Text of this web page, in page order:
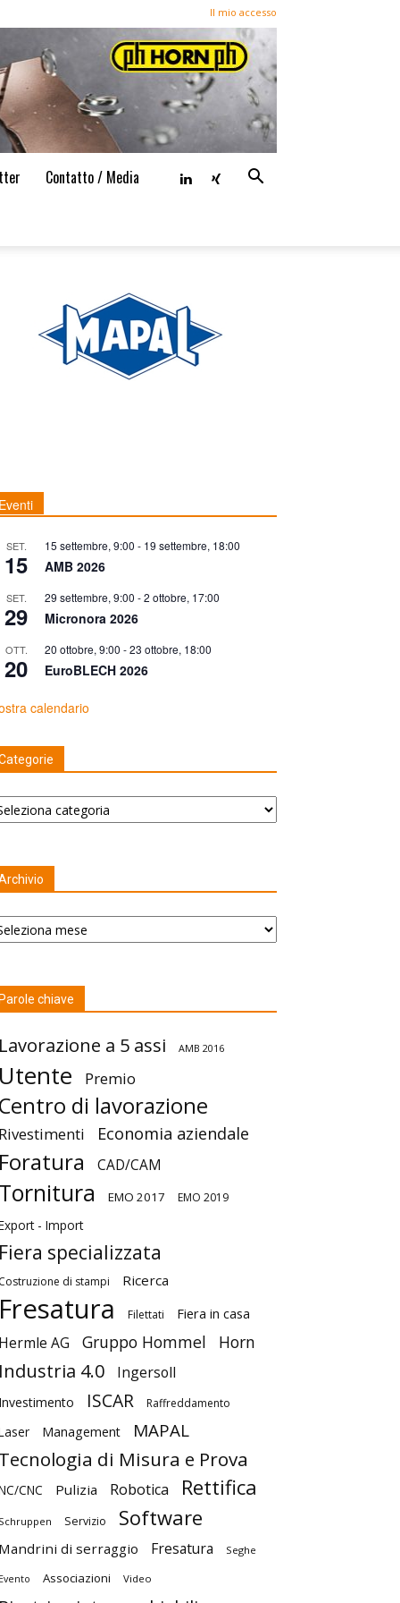
Il mio accesso
Contatto / Media
Eventi
SET.
15
15 settembre, 9:00 - 19 settembre, 18:00
AMB 2026
SET.
29
29 settembre, 9:00 -2 ottobre, 17:00
Micronora 2026
OTT.
20
20 ottobre, 9:00 -23 ottobre, 18:00
EuroBLECH 2026
calendario
Parole chiave
Lavorazione a 5 assi AMB 2016
Utente Premio
Centro di lavorazione
Rivestimenti Economia aziendale
Foratura CAD/CAM
Tornitura EMO 2017 EMO 2019
- Import
Fiera specializzata
Costruzione di stampi Ricerca
Fresatura Filettati Fiera in casa
Hermle AG Gruppo Hommel Horn
Industria 4.0 Ingersoll
Investimento ISCAR Raffreddamento
Management MAPAL
Tecnologia di Misura e Prova
CNC Pulizia Robotica Rettifica
Schruppen Servizio Software
Mandrini di serraggio Fresatura Seghe
Evento Associazioni Video